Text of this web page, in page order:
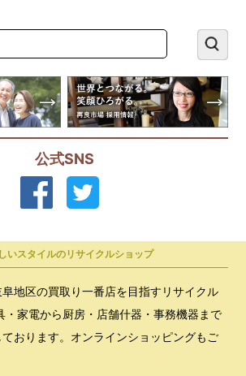
公式SNS
いスタイルのリサイクルショップ
地区の買取り一番店を目指すリサイクル
・家電から厨房・店舗什器・事務機器まで
おります。オンラインショッピングもご